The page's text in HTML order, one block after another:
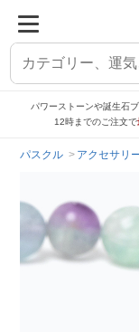
パワーストーンや誕生石
12時までのご注文で
パスクル アクセサリ